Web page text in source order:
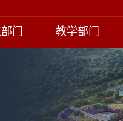
门 教学部门